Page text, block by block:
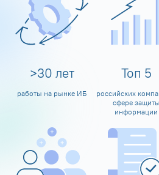
>30 лет
работы на рынке ИБ
Топ 5
российских
сфере защиты
информации